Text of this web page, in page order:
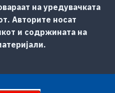
на уредувачката
Авторите носат
и содржината на